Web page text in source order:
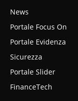
News
Portale Focus On
Portale Evidenza
Sicurezza
Portale Slider
FinanceTech